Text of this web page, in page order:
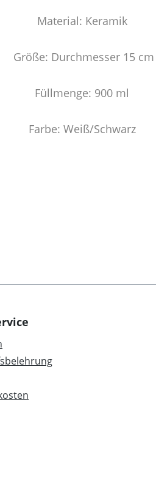
Material: Keramik
Größe: Durchmesser 15 cm
Füllmenge: 900 ml
Farbe: Weiß/Schwarz